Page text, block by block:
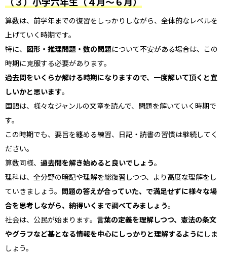
算数は、前学年までの復習をしっかりしながら、全体的なレベルを
上げていく時期です。
特に、 図形・推理問題・数の問題について不安がある場合は、この
時期に克服する必要があります。
過去問をいくらか解ける時期になりますので、一度解いて頂くと宜
しいかと思います。
国語は、様々なジャンルの文章を読んで、問題を解いていく時期で
す。
この時期でも、要旨を纏める練習、日記・読書の習慣は継続してく
ださい。
算数同様、 過去問を解き始めると良いでしょう。
理科は、全分野の暗記や理解を総復習しつつ、より高度な理解をし
ていきましょう。 問題の答えが合っていた、で満足せずに様々な場
合を思考しながら、納得いくまで調べてみましょう。
社会は、公民が始まります。 言葉の定義を理解しつつ、憲法の条文
やグラフなど基となる情報を中心にしっかりと理解するように しま
しょう。